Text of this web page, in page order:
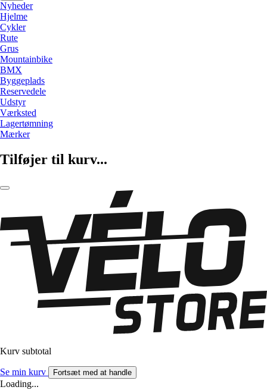
Nyheder
Hjelme
Cykler
Rute
Grus
Mountainbike
BMX
Byggeplads
Reservedele
Udstyr
Værksted
Lagertømning
Mærker
Tilføjer til kurv...
Kurv subtotal
Se min kurv Fortsæt med at handle
Loading...